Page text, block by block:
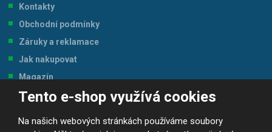
Tento e-shop využívá cookies
Na našich webových stránkách používáme soubory
Kontakty
Obchodní podmínky
Záruky a reklamace
Jak nakupovat
Magazín
Tabulka velikostí